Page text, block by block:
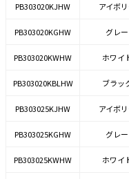
PB303020KJHW アイボ
PB303020KGHW グレー
PB303020KWHW ホワイ
PB303020KBLHW ブラッ
PB303025KJHW アイボ
PB303025KGHW グレー
PB303025KWHW ホワイ